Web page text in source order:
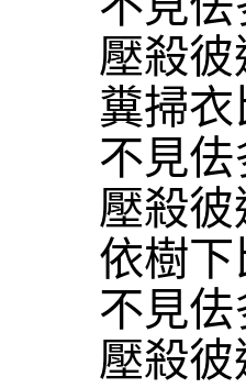
壓殺
糞掃
不見
壓殺
依樹
不見
壓殺